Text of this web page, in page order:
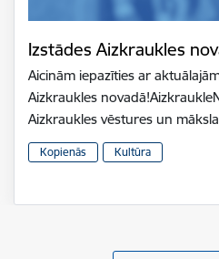
Izstādes Aizkraukles
Aicinām iepazīties ar
Aizkraukles
Aizkraukles vēstures un
Kopienās Kultūra